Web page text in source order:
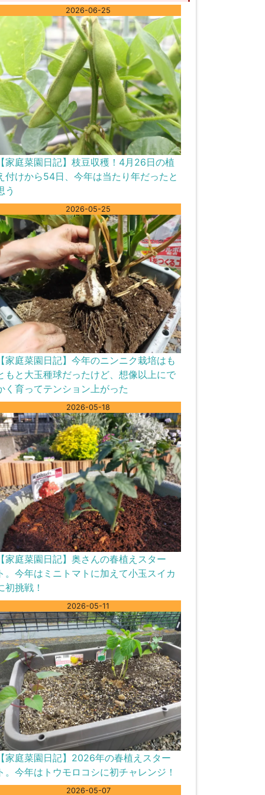
2026-06-25
家庭菜園日記】枝豆収穫！4月26日の植
付けから54日、今年は当たり年だったと
う
2026-05-25
家庭菜園日記】今年のニンニク栽培はも
もと大玉種球だったけど、想像以上にで
く育ってテンション上がった
2026-05-18
家庭菜園日記】奥さんの春植えスター
。今年はミニトマトに加えて小玉スイカ
初挑戦！
2026-05-11
家庭菜園日記】2026年の春植えスター
。今年はトウモロコシに初チャレンジ！
2026-05-07